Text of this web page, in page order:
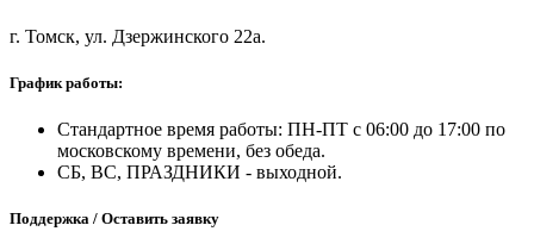
г. Томск, ул. Дзержинского 22а.
График работы:
Стандартное время работы: ПН-ПТ с 06:00 до 17:00 по
московскому времени, без обеда.
СБ, ВС, ПРАЗДНИКИ - выходной.
Поддержка / Оставить заявку